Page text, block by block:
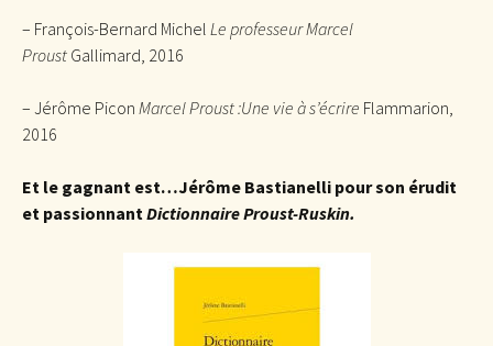
– François-Bernard Michel Le professeur Marcel
Proust Gallimard, 2016
– Jérôme Picon Marcel Proust :Une vie à s’écrire Flammarion,
2016
Et le gagnant est…Jérôme Bastianelli pour son érudit
et passionnant Dictionnaire Proust-Ruskin.